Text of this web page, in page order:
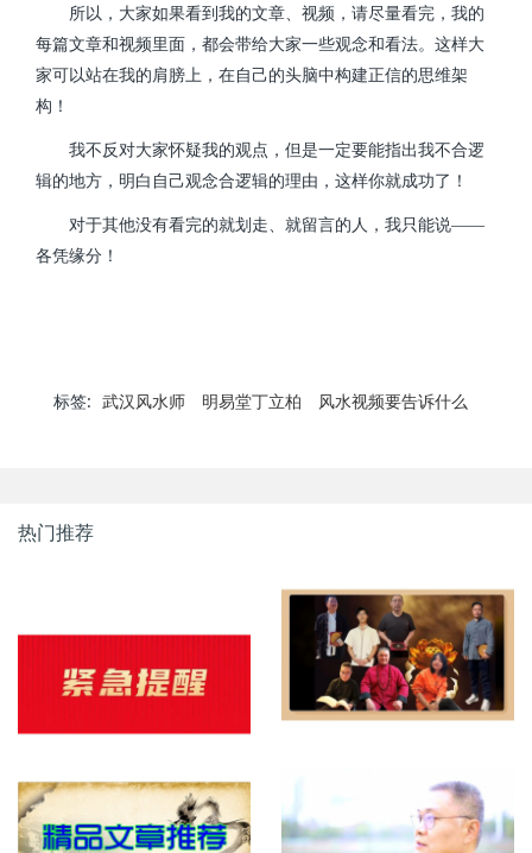
所以，大家如果看到我的文章、视频，请尽量看完，我的
每篇文章和视频里面，都会带给大家一些观念和看法。这样大
家可以站在我的肩膀上，在自己的头脑中构建正信的思维架
构！
我不反对大家怀疑我的观点，但是一定要能指出我不合逻
辑的地方，明白自己观念合逻辑的理由，这样你就成功了！
对于其他没有看完的就划走、就留言的人，我只能说——
各凭缘分！
标签: 武汉风水师 明易堂丁立柏 风水视频要告诉什么
热门推荐
紧急提醒，明易堂有重名，大
家需看清